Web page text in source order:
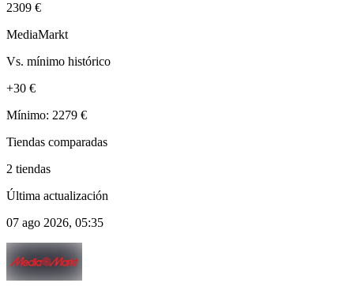
2309 €
MediaMarkt
Vs. mínimo histórico
+30 €
Mínimo: 2279 €
Tiendas comparadas
2 tiendas
Última actualización
07 ago 2026, 05:35